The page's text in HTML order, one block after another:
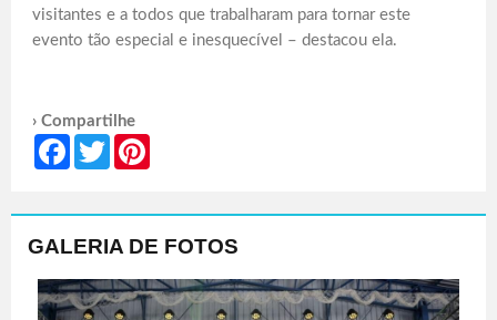
visitantes e a todos que trabalharam para tornar este
evento tão especial e inesquecível – destacou ela.
› Compartilhe
FacebookTwitter
GALERIA DE FOTOS